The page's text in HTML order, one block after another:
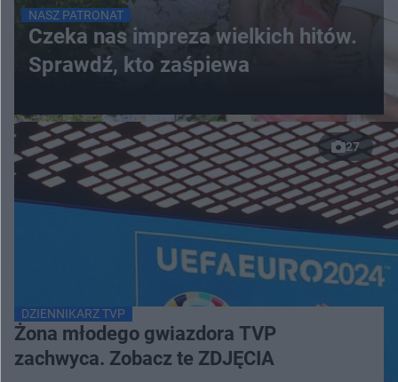
NASZ PATRONAT
Czeka nas impreza wielkich hitów.
Sprawdź, kto zaśpiewa
27
DZIENNIKARZ TVP
Żona młodego gwiazdora TVP
zachwyca. Zobacz te ZDJĘCIA